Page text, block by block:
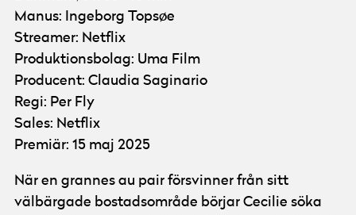
Manus: Ingeborg Topsøe
Streamer: Netflix
Produktionsbolag: Uma Film
Producent: Claudia Saginario
Regi: Per Fly
Sales: Netflix
Premiär: 15 maj 2025
När en grannes au pair försvinner från sitt
välbärgade bostadsområde börjar Cecilie söka